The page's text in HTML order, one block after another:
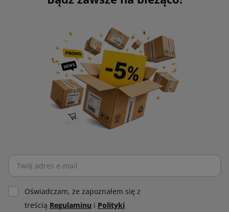
Oświadczam, że zapoznałem się z
treścią Regulaminu i Polityki